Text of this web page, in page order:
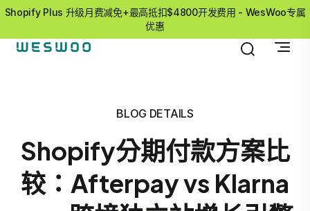
Shopify Plus 升级月费减免+最高抵扣$4800开发费用 - WesWoo专属
优惠
BLOG DETAILS
Shopify分期付款方案比
较：Afterpay vs Klarna